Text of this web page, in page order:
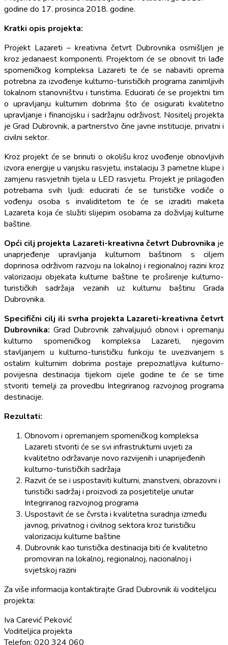
godine do 17. prosinca 2018. godine.
Kratki opis projekta:
Projekt Lazareti – kreativna četvrt Dubrovnika osmišljen je
kroz jedanaest komponenti. Projektom će se obnovit tri lađe
spomeničkog kompleksa Lazareti te će se nabaviti oprema
potrebna za izvođenje kulturno-turističkih programa zanimljivih
lokalnom stanovništvu i turistima. Educirati će se projektni tim
o upravljanju kulturnim dobrima što će osigurati kvalitetno
upravljanje i financijsku i sadržajnu održivost. Nositelj projekta
je Grad Dubrovnik, a partnerstvo čine javne institucije, privatni i
civilni sektor.
Kroz projekt će se brinuti o okolišu kroz uvođenje obnovljivih
izvora energije u vanjsku rasvjetu, instalaciju 3 pametne klupe i
zamjenu rasvjetnih tijela u LED rasvjetu. Projekt je prilagođen
potrebama svih ljudi: educirati će se turističke vodiče o
vođenju osoba s invaliditetom te će se izraditi maketa
Lazareta koja će služiti slijepim osobama za doživljaj kulturne
baštine.
Opći cilj projekta Lazareti-kreativna četvrt Dubrovnika je
unaprjeđenje upravljanja kulturnom baštinom s ciljem
doprinosa održivom razvoju na lokalnoj i regionalnoj razini kroz
valorizaciju objekata kulturne baštine te proširenje kulturno-
turističkih sadržaja vezanih uz kulturnu baštinu Grada
Dubrovnika.
Specifični cilj ili svrha projekta Lazareti-kreativna četvrt
Dubrovnika: Grad Dubrovnik zahvaljujući obnovi i opremanju
kulturno spomeničkog kompleksa Lazareti, njegovim
stavljanjem u kulturno-turističku funkciju te uvezivanjem s
ostalim kulturnim dobrima postaje prepoznatljiva kulturno-
povijesna destinacija tijekom cijele godine te će se time
stvoriti temelji za provedbu Integriranog razvojnog programa
destinacije.
Rezultati:
Obnovom i opremanjem spomeničkog kompleksa
Lazareti stvoriti će se svi infrastrukturni uvjeti za
kvalitetno održavanje novo razvijenih i unaprijeđenih
kulturno-turističkih sadržaja
Razvit će se i uspostaviti kulturni, znanstveni, obrazovni i
turistički sadržaj i proizvodi za posjetitelje unutar
Integriranog razvojnog programa
Uspostavit će se čvrsta i kvalitetna suradnja između
javnog, privatnog i civilnog sektora kroz turističku
valorizaciju kulturne baštine
Dubrovnik kao turistička destinacija biti će kvalitetno
promoviran na lokalnoj, regionalnoj, nacionalnoj i
svjetskoj razini
Za više informacija kontaktirajte Grad Dubrovnik ili voditeljicu
projekta:
Iva Carević Peković
Voditeljica projekta
Telefon: 020 324 060